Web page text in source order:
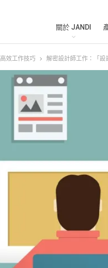
關於 JANDI
高效工作技巧 解密設計師工作：「設